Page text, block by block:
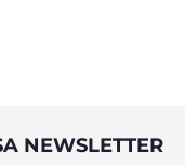
NEWSLETTER